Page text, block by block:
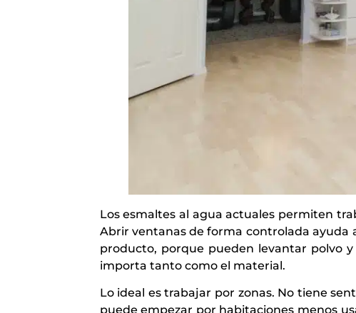
Los esmaltes al agua actuales permiten
Abrir ventanas de forma controlada ayuda
producto, porque pueden levantar polvo
importa tanto como el material.
Lo ideal es trabajar por zonas. No tiene
puede empezar por habitaciones menos